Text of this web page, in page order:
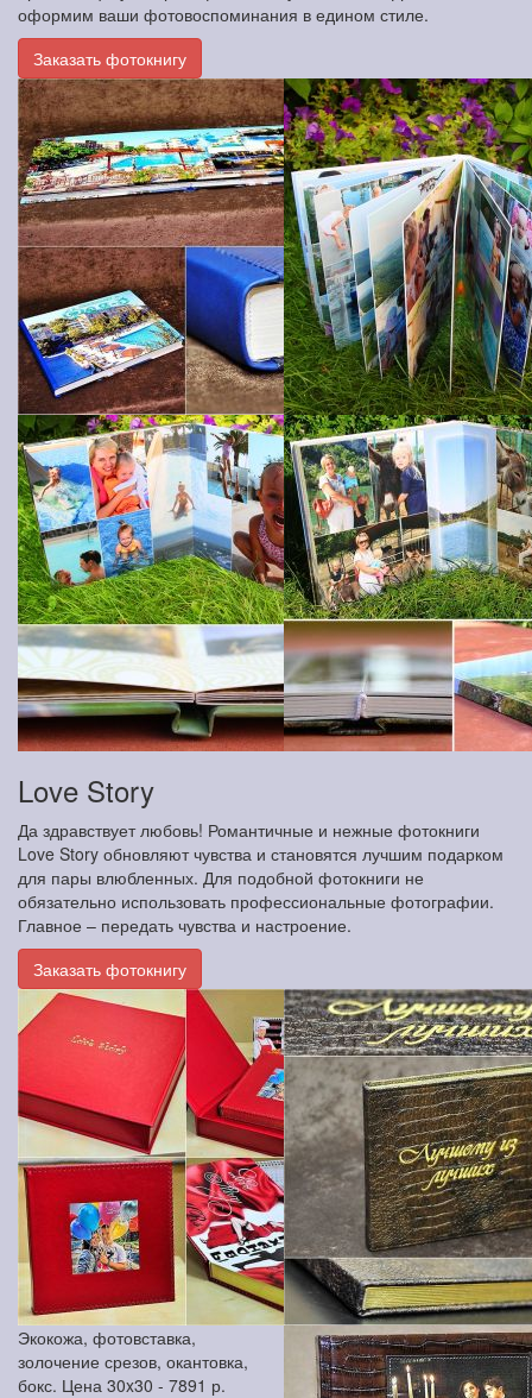
оформим ваши фотовоспоминания в едином стиле.
Заказать фотокнигу
Love Story
Да здравствует любовь! Романтичные и нежные фотокниги
Love Story обновляют чувства и становятся лучшим подарком
для пары влюбленных. Для подобной фотокниги не
обязательно использовать профессиональные фотографии.
Главное – передать чувства и настроение.
Заказать фотокнигу
Экокожа, фотовставка,
золочение срезов, окантовка,
бокс. Цена 30x30 - 7891 р.